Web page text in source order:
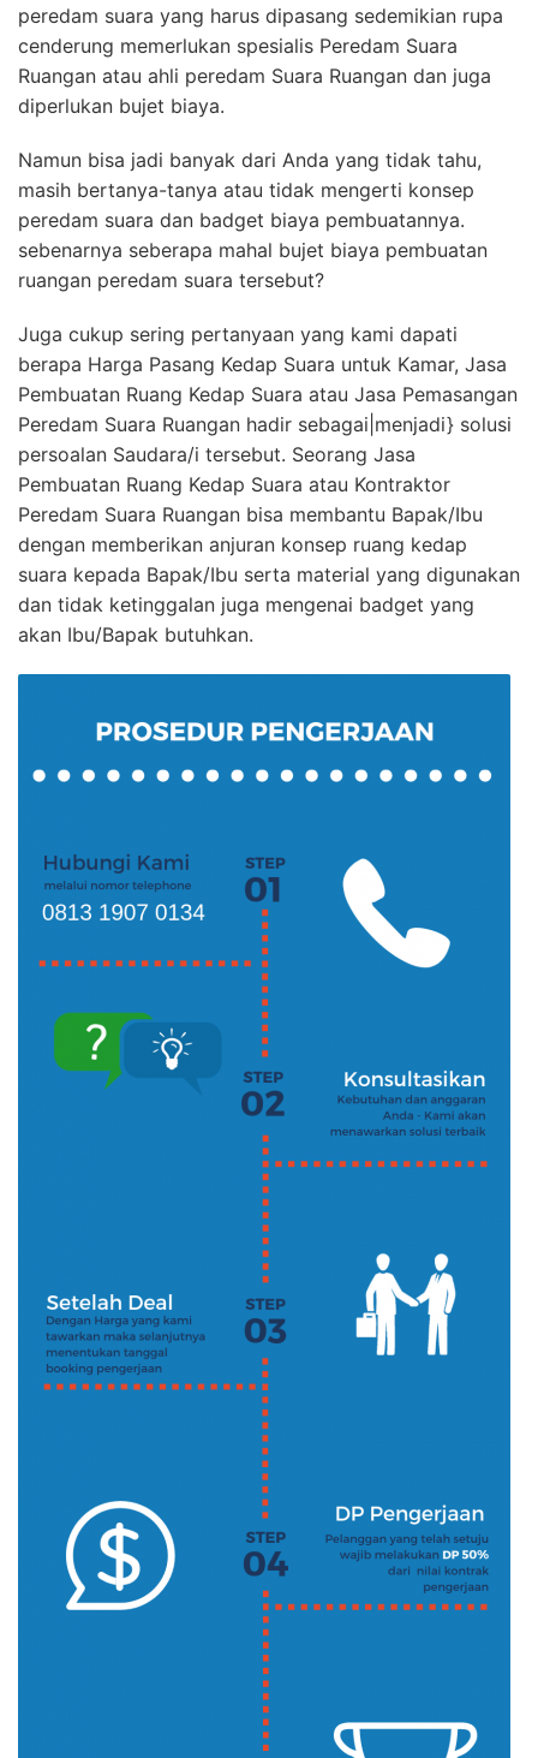
peredam suara yang harus dipasang sedemikian rupa
cenderung memerlukan spesialis Peredam Suara
Ruangan atau ahli peredam Suara Ruangan dan juga
diperlukan bujet biaya.
Namun bisa jadi banyak dari Anda yang tidak tahu,
masih bertanya-tanya atau tidak mengerti konsep
peredam suara dan badget biaya pembuatannya.
sebenarnya seberapa mahal bujet biaya pembuatan
ruangan peredam suara tersebut?
Juga cukup sering pertanyaan yang kami dapati
berapa Harga Pasang Kedap Suara untuk Kamar, Jasa
Pembuatan Ruang Kedap Suara atau Jasa Pemasangan
Peredam Suara Ruangan hadir sebagai|menjadi} solusi
persoalan Saudara/i tersebut. Seorang Jasa
Pembuatan Ruang Kedap Suara atau Kontraktor
Peredam Suara Ruangan bisa membantu Bapak/Ibu
dengan memberikan anjuran konsep ruang kedap
suara kepada Bapak/Ibu serta material yang digunakan
dan tidak ketinggalan juga mengenai badget yang
akan Ibu/Bapak butuhkan.